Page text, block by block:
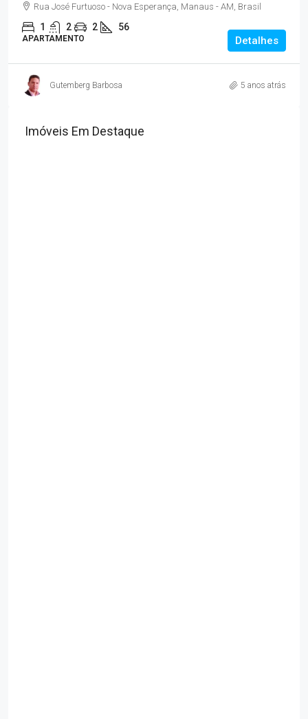
Rua José Furtuoso - Nova Esperança, Manaus - AM, Brasil
1 2 2 56
APARTAMENTO Detalhes
Gutemberg Barbosa 5 anos atrás
Imóveis Em Destaque